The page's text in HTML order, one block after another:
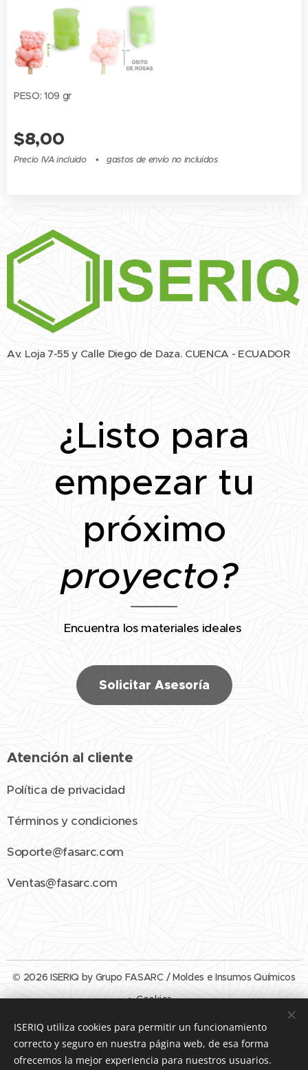
PESO: 109 gr
$8,00
Precio IVA incluido gastos de envío no incluidos
Av. Loja 7-55 y Calle Diego de Daza. CUENCA - ECUADOR
¿Listo para
empezar tu
próximo
proyecto?
Encuentra los materiales ideales
Solicitar Asesoría
Atención al cliente
Política de privacidad
Términos y condiciones
Soporte@fasarc.com
Ventas@fasarc.com
© 2026 ISERIQ by Grupo FASARC / Moldes e Insumos Químicos
Cookies
Idiomas
Español
English
ISERIQ utiliza cookies para permitir un funcionamiento
correcto y seguro en nuestra página web, de esa forma
ofrecemos la mejor experiencia para nuestros usuarios.